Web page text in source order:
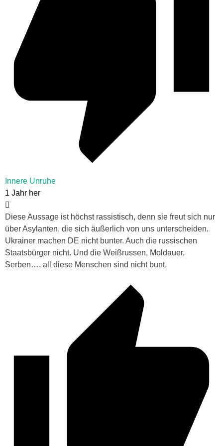
Innere Unruhe
1 Jahr her
Diese Aussage ist höchst rassistisch, denn sie freut sich nur
über Asylanten, die sich äußerlich von uns unterscheiden.
Ukrainer machen DE nicht bunter. Auch die russischen
Staatsbürger nicht. Und die Weißrussen, Moldauer,
Serben…. all diese Menschen sind nicht bunt.